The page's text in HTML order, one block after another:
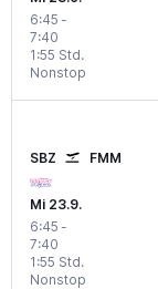
6:45 -
7:40
Nonstop
1:55 Std.
SBZ FMM
Mi 23.9.
6:45 -
7:40
Nonstop
1:55 Std.